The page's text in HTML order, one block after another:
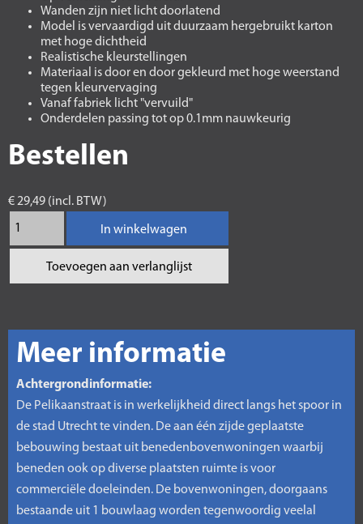
Wanden zijn niet licht doorlatend
Model is vervaardigd uit duurzaam hergebruikt karton
met hoge dichtheid
Realistische kleurstellingen
Materiaal is door en door gekleurd met hoge weerstand
tegen kleurvervaging
Vanaf fabriek licht "vervuild"
Onderdelen passing tot op 0.1mm nauwkeurig
Bestellen
€ 29,49 (incl. BTW)
In winkelwagen
Toevoegen aan verlanglijst
Meer informatie
Achtergrondinformatie:
De Pelikaanstraat is in werkelijkheid direct langs het spoor in
de stad Utrecht te vinden. De aan één zijde geplaatste
bebouwing bestaat uit benedenbovenwoningen waarbij
beneden ook op diverse plaatsten ruimte is voor
commerciële doeleinden. De bovenwoningen, doorgaans
bestaande uit 1 bouwlaag worden tegenwoordig veelal